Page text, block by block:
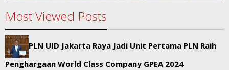
Most Viewed Posts
PLN UID Jakarta Raya Jadi Unit Pertama PLN Raih
Penghargaan World Class Company GPEA 2024